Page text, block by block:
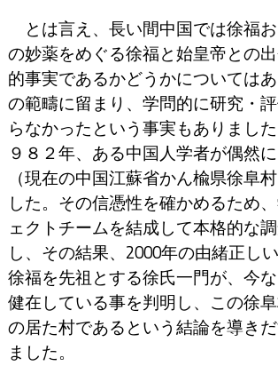
とは言え、長い間中国では徐福
の妙薬をめぐる徐福と始皇帝との
的事実であるかどうかについては
の範疇に留まり、学問的に研究・
らなかったという事実もありまし
９８２年、ある中国人学者が偶然に
（現在の中国江蘇省かん楡県徐阜
した。その信憑性を確かめるため
ェクトチームを結成して本格的な
し、その結果、2000年の由緒正し
徐福を先祖とする徐氏一門が、今
健在している事を判明し、この徐阜
の居た村であるという結論を導き
ました。